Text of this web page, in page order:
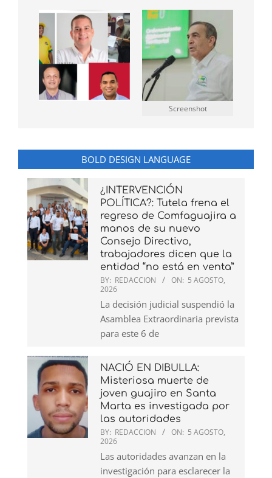
Screenshot
BOLD DESIGN LANGUAGE
¿INTERVENCIÓN
POLÍTICA?: Tutela frena el
regreso de Comfaguajira a
manos de su nuevo
Consejo Directivo,
trabajadores dicen que la
entidad “no está en venta”
BY: REDACCION ON: 5 AGOSTO,
2026
La decisión judicial suspendió la
Asamblea Extraordinaria prevista
para este 6 de
NACIÓ EN DIBULLA:
Misteriosa muerte de
joven guajiro en Santa
Marta es investigada por
las autoridades
BY: REDACCION ON: 5 AGOSTO,
2026
Las autoridades avanzan en la
investigación para esclarecer la